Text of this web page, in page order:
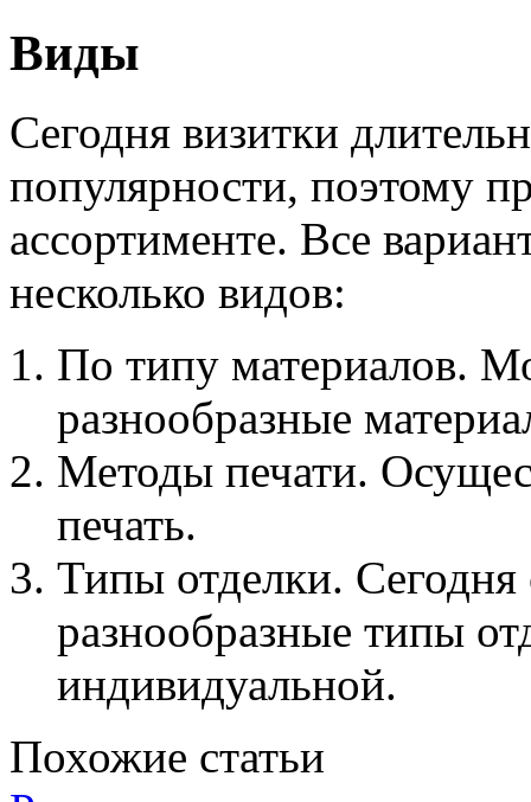
Виды
Сегодня визитки
популярности, поэтому
ассортименте. Все
несколько видов:
По типу материалов.
разнообразные
Методы печати.
печать.
Типы отделки.
разнообразные типы
индивидуальной.
Похожие статьи